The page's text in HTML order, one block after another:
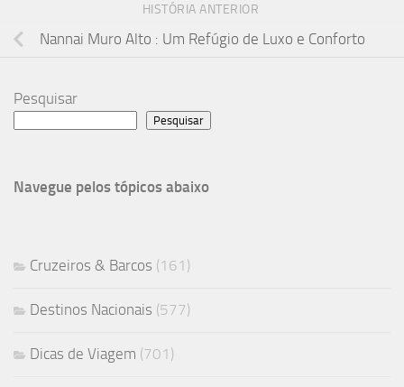
HISTÓRIA ANTERIOR
Nannai Muro Alto : Um Refúgio de Luxo e Conforto
Pesquisar
Pesquisar
Navegue pelos tópicos abaixo
Cruzeiros & Barcos (161)
Destinos Nacionais (577)
Dicas de Viagem (701)